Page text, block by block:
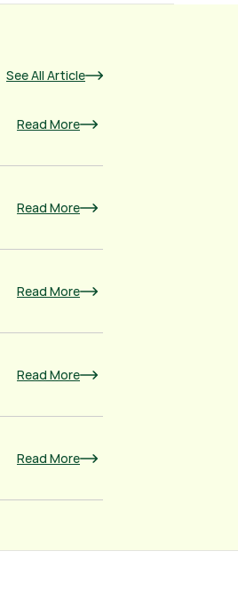
See All Article
Read More
Read More
Read More
Read More
Read More